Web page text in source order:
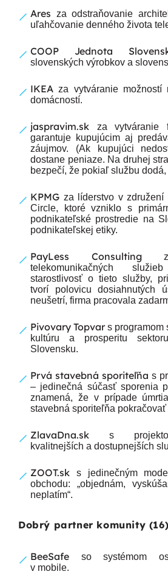
Ares za odstraňovanie
uľahčovanie denného života
COOP Jednota
slovenských výrobkov a
IKEAza vytváranie možností
domácností.
jaspravim.sk za vytváranie
garantuje kupujúcim aj
záujmov. (Ak kupujúci
dostane peniaze. Na druhej
bezpečí, že pokiaľ službu
KPMG za líderstvo v združení
Circle, ktoré vzniklo s
podnikateľské prostredie na
podnikateľskej etiky.
PayLess Consulting
telekomunikačných
starostlivosť o tieto služby,
tvorí polovicu dosiahnutých
neušetrí, firma pracovala
Pivovary Topvar s programom
kultúru a prosperitu
Slovensku.
Prvá stavebná sporiteľňa s
– jedinečná súčasť sporenia
znamená, že v prípade
stavebná sporiteľňa
ZlavaDna.sk s
kvalitnejších a dostupnejších
ZOOT.sk
s jedinečným
obchodu: „objednám,
neplatím“.
Dobrý partner komunity (16)
BeeSafe
so systémom
v mobile.